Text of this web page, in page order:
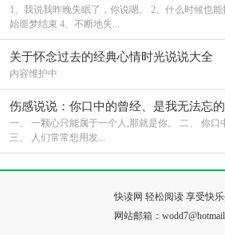
1、我说我昨晚失眠了，你说嗯。 2、什么时候也
始噩梦结束 4、不断地失...
关于怀念过去的经典心情时光说说大全
内容维护中
伤感说说：你口中的曾经、是我无法忘
一、 一颗心只能属于一个人,那就是你。 二、 你
三、 人们常常想用发...
快读网 轻松阅读 享受快
网站邮箱：